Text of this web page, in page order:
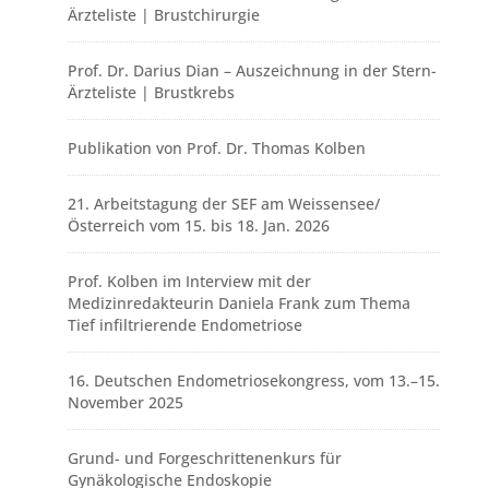
Ärzteliste | Brustchirurgie
Prof. Dr. Darius Dian – Auszeichnung in der Stern-
Ärzteliste | Brustkrebs
Publikation von Prof. Dr. Thomas Kolben
21. Arbeitstagung der SEF am Weissensee/
Österreich vom 15. bis 18. Jan. 2026
Prof. Kolben im Interview mit der
Medizinredakteurin Daniela Frank zum Thema
Tief infiltrierende Endometriose
16. Deutschen Endometriosekongress, vom 13.–15.
November 2025
Grund- und Forgeschrittenenkurs für
Gynäkologische Endoskopie